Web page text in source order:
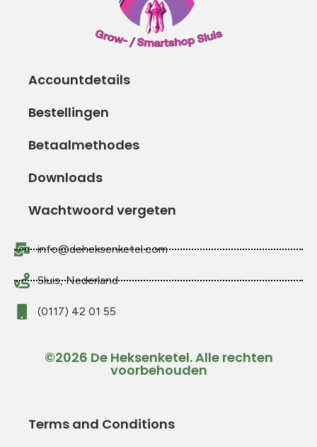
Accountdetails
Bestellingen
Betaalmethodes
Downloads
Wachtwoord vergeten
info@deheksenketel.com
Sluis, Nederland
(0117) 42 01 55
©2026 De Heksenketel. Alle rechten
voorbehouden
Terms and Conditions